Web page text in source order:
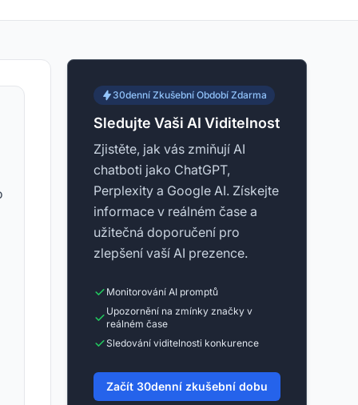
30denní Zkušební Období Zdarma
Sledujte Vaši AI Viditelnost
Zjistěte, jak vás zmiňují AI
chatboti jako ChatGPT,
Perplexity a Google AI. Získejte
informace v reálném čase a
užitečná doporučení pro
zlepšení vaší AI prezence.
Monitorování AI promptů
Upozornění na zmínky značky v
reálném čase
Sledování viditelnosti konkurence
Začít 30denní zkušební dobu